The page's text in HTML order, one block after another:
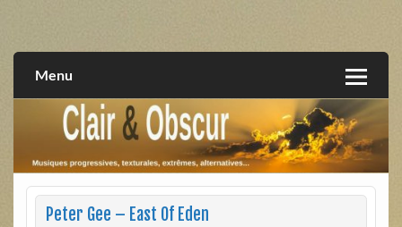
extrêmes, alternatives, texturales
Menu
Peter Gee – East Of Eden